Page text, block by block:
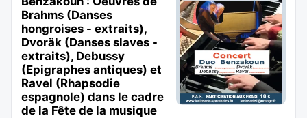
Brahms (Danses
hongroises - extraits),
Dvoräk (Danses slaves -
extraits), Debussy
(Epigraphes antiques) et
Ravel (Rhapsodie
espagnole) dans le cadre
de la Fête de la musique